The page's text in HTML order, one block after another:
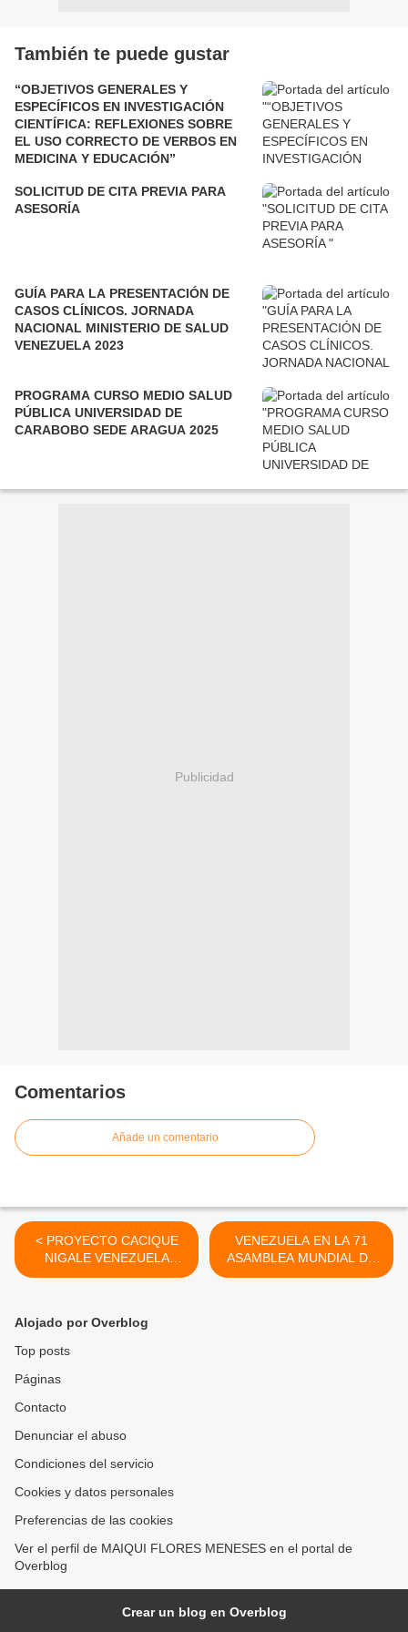
También te puede gustar
“OBJETIVOS GENERALES Y
ESPECÍFICOS EN INVESTIGACIÓN
CIENTÍFICA: REFLEXIONES SOBRE
EL USO CORRECTO DE VERBOS EN
MEDICINA Y EDUCACIÓN”
SOLICITUD DE CITA PREVIA PARA
ASESORÍA
GUÍA PARA LA PRESENTACIÓN DE
CASOS CLÍNICOS. JORNADA
NACIONAL MINISTERIO DE SALUD
VENEZUELA 2023
PROGRAMA CURSO MEDIO SALUD
PÚBLICA UNIVERSIDAD DE
CARABOBO SEDE ARAGUA 2025
Publicidad
Comentarios
Añade un comentario
< PROYECTO CACIQUE
NIGALE VENEZUELA
/MÉDICOS INDÍGENAS
FORTALECER LA
ATENCIÓN SANITARIA EN
VENEZUELA EN LA 71
ASAMBLEA MUNDIAL DE
LA SALUD 21 - 26 MAYO
Alojado por Overblog
Top posts
Páginas
Contacto
Denunciar el abuso
Condiciones del servicio
Cookies y datos personales
Preferencias de las cookies
Ver el perfil de MAIQUI FLORES MENESES en el portal de
Overblog
Crear un blog en Overblog